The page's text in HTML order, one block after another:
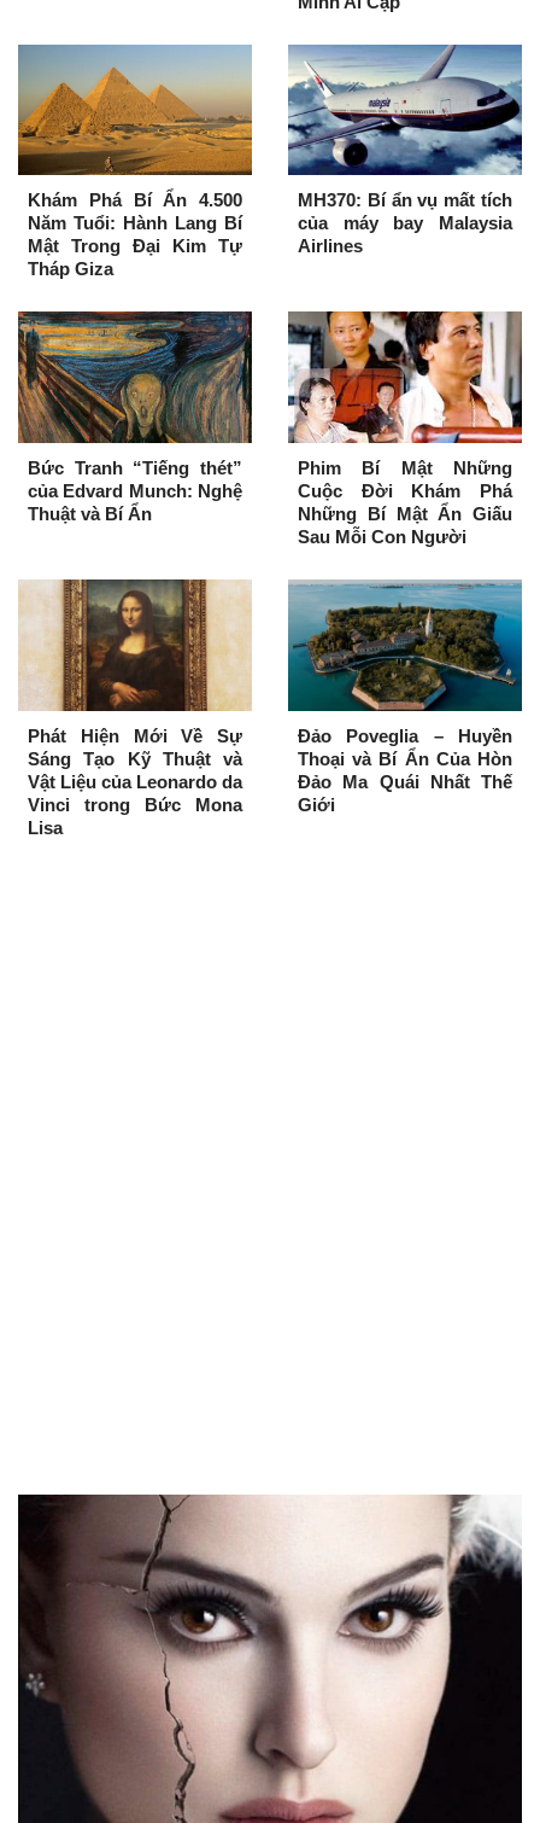
Khám Phá Bí Ẩn 4.500
Năm Tuổi: Hành Lang Bí
Mật Trong Đại Kim Tự
Tháp Giza
MH370: Bí ẩn vụ mất tích
của máy bay Malaysia
Airlines
Bức Tranh “Tiếng thét”
của Edvard Munch: Nghệ
Thuật và Bí Ẩn
Phim Bí Mật Những
Cuộc Đời Khám Phá
Những Bí Mật Ẩn Giấu
Sau Mỗi Con Người
Phát Hiện Mới Về Sự
Sáng Tạo Kỹ Thuật và
Vật Liệu của Leonardo da
Vinci trong Bức Mona
Lisa
Đảo Poveglia – Huyền
Thoại và Bí Ẩn Của Hòn
Đảo Ma Quái Nhất Thế
Giới